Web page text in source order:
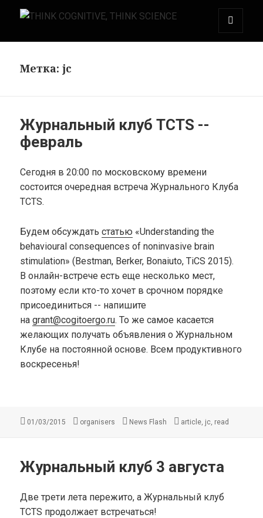
THINK COGNITIVE, THINK SCIENCE
Метка:jc
Журнальный клуб TCTS --
февраль
Сегодня в 20:00 по московскому времени
состоится очередная встреча Журнального Клуба
TCTS.
Будем обсуждатьстатью «Understanding the
behavioural consequences of noninvasive brain
stimulation» (Bestman, Berker, Bonaiuto, TiCS 2015).
В онлайн-встрече есть еще несколько мест,
поэтому если кто-то хочет в срочном порядке
присоединиться -- напишите
наgrant@cogitoergo.ru. То же самое касается
желающих получать объявления о Журнальном
Клубе на постоянной основе. Всем продуктивного
воскресенья!
Опубликовано
01/03/2015 Автор
organisers Рубрики
News Flash Метки
article, jc, read
Журнальный клуб 3 августа
Две трети лета пережито, а Журнальный клуб
TCTS продолжает встречаться!